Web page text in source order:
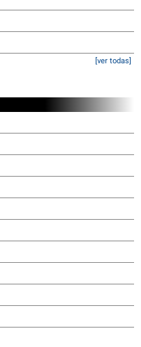
[ver todas]